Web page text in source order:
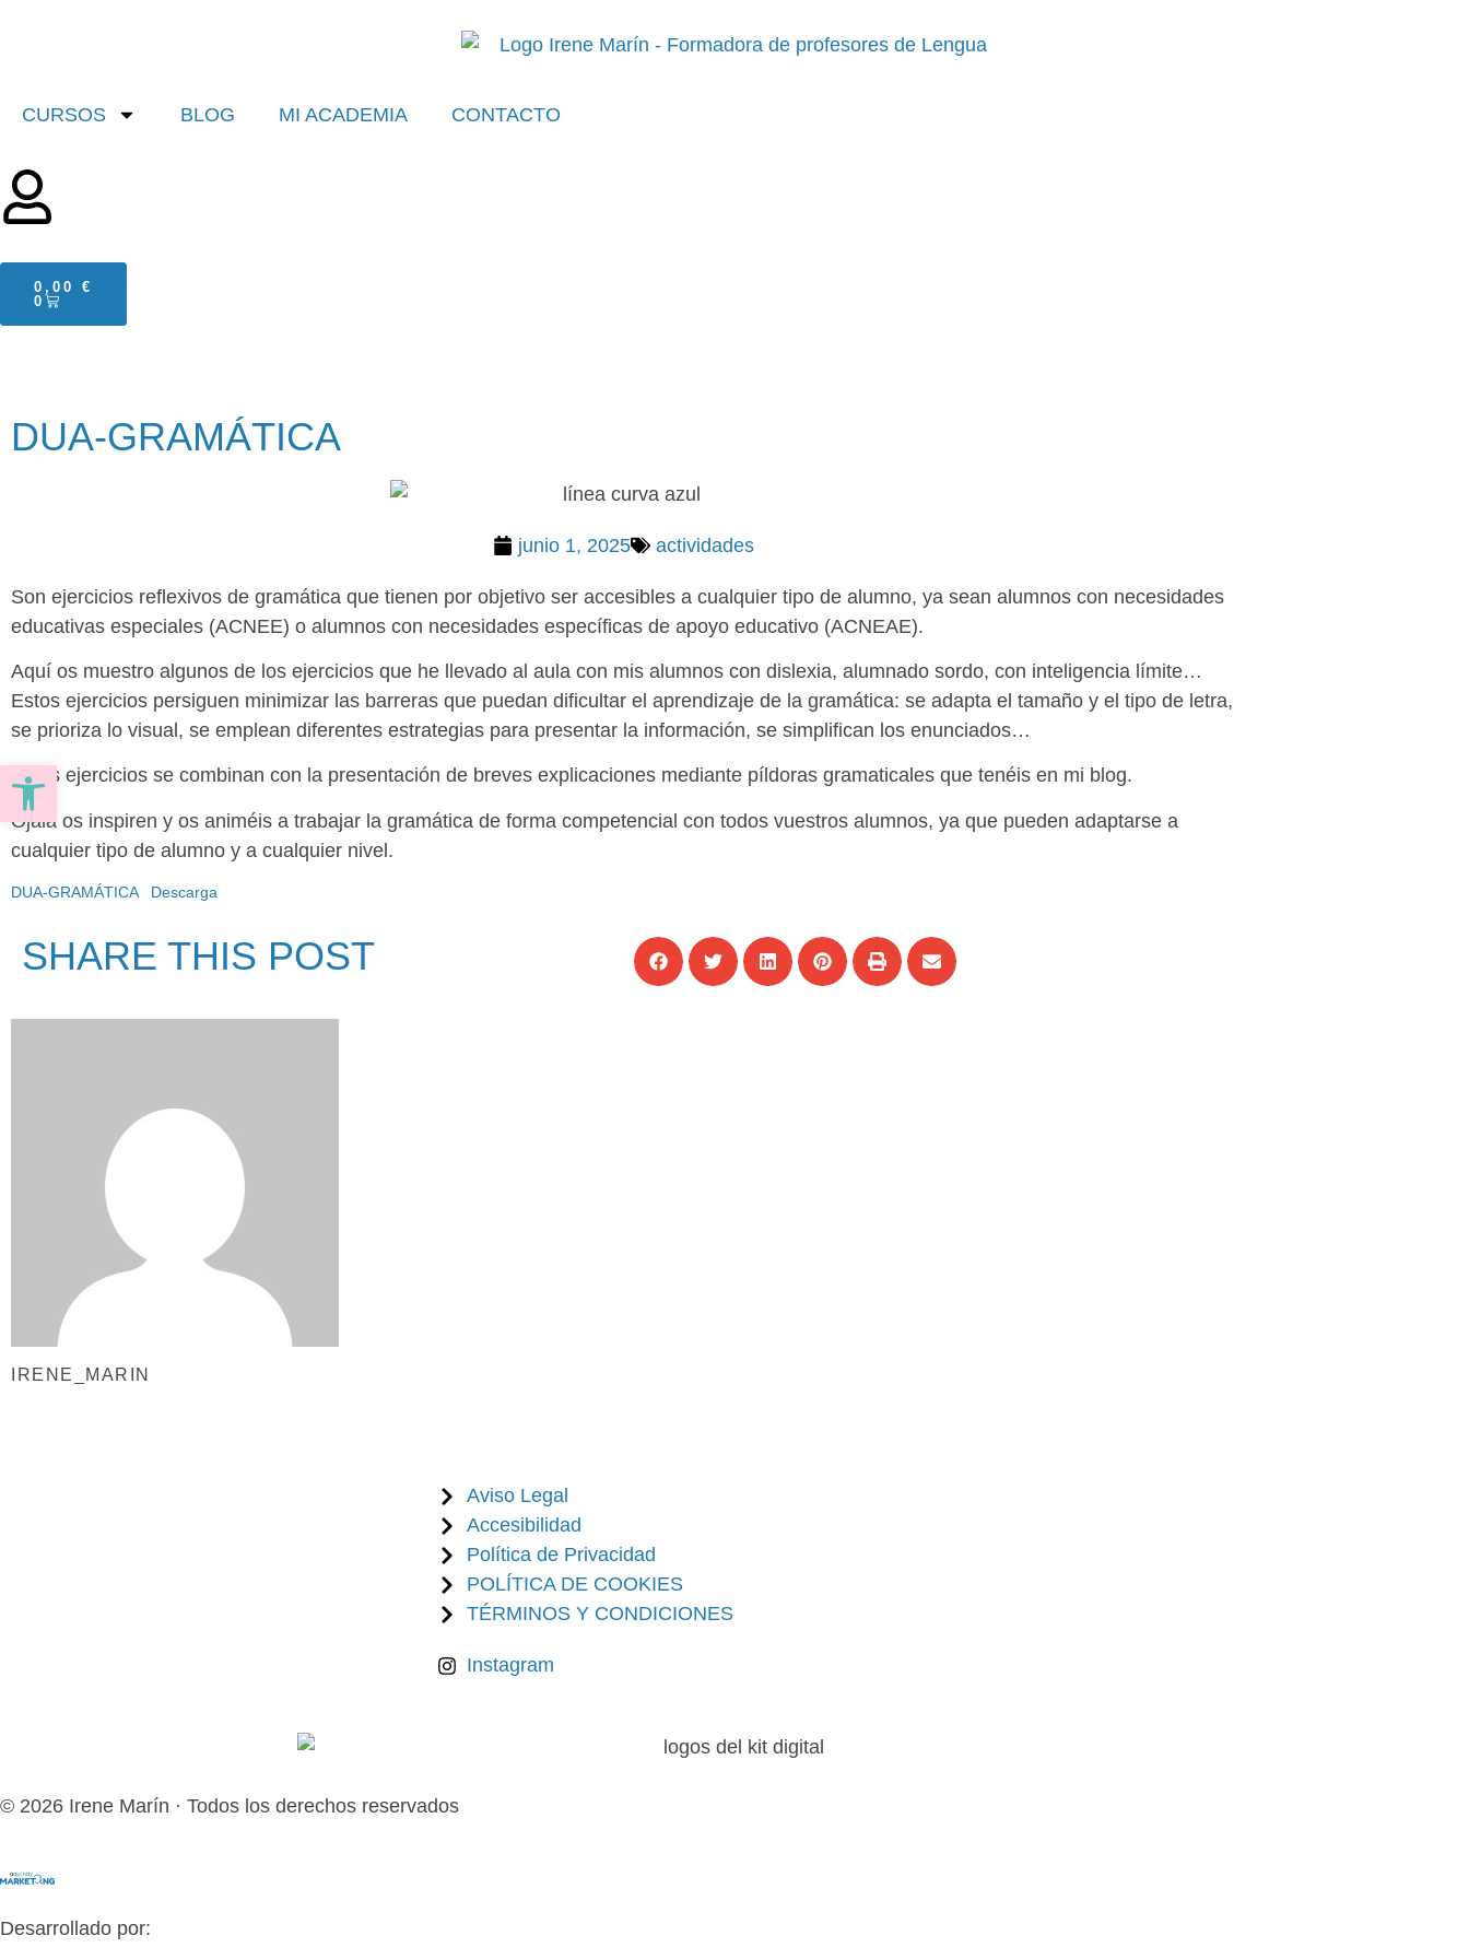
CURSOS BLOG MI ACADEMIA CONTACTO
0,00 €
0
DUA-GRAMÁTICA
junio 1, 2025 actividades
Son ejercicios reflexivos de gramática que tienen por objetivo ser accesibles a cualquier tipo de alumno, ya sean alumnos con necesidades
educativas especiales (ACNEE) o alumnos con necesidades específicas de apoyo educativo (ACNEAE).
Aquí os muestro algunos de los ejercicios que he llevado al aula con mis alumnos con dislexia, alumnado sordo, con inteligencia límite…
Estos ejercicios persiguen minimizar las barreras que puedan dificultar el aprendizaje de la gramática: se adapta el tamaño y el tipo de letra,
se prioriza lo visual, se emplean diferentes estrategias para presentar la información, se simplifican los enunciados…
Estos ejercicios se combinan con la presentación de breves explicaciones mediante píldoras gramaticales que tenéis en mi blog.
Ojalá os inspiren y os animéis a trabajar la gramática de forma competencial con todos vuestros alumnos, ya que pueden adaptarse a
cualquier tipo de alumno y a cualquier nivel.
DUA-GRAMÁTICA Descarga
SHARE THIS POST
IRENE_MARIN
Aviso Legal
Accesibilidad
Política de Privacidad
POLÍTICA DE COOKIES
TÉRMINOS Y CONDICIONES
Instagram
© 2026 Irene Marín · Todos los derechos reservados
Desarrollado por:
Abrir barra de herramientas